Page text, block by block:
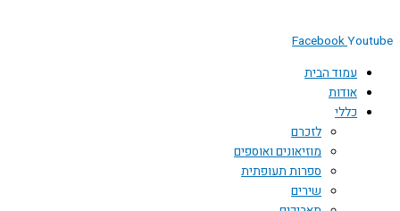
Facebook
עמוד הבית
אודות
כללי
לזכרם
מוזיאונים ואוספים
ספרות תעופתית
שירים